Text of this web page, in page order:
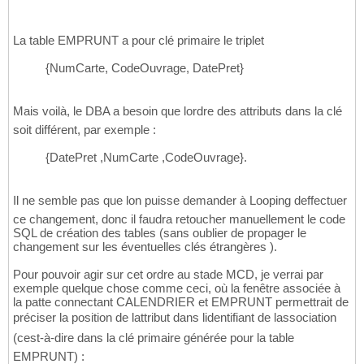
La table EMPRUNT a pour clé primaire le triplet
{NumCarte, CodeOuvrage, DatePret}
Mais voilà, le DBA a besoin que lordre des attributs dans la clé
soit différent, par exemple :
{DatePret ,NumCarte ,CodeOuvrage}.
Il ne semble pas que lon puisse demander à Looping deffectuer
ce changement, donc il faudra retoucher manuellement le code
SQL de création des tables (sans oublier de propager le
changement sur les éventuelles clés étrangères ).
Pour pouvoir agir sur cet ordre au stade MCD, je verrai par
exemple quelque chose comme ceci, où la fenêtre associée à
la patte connectant CALENDRIER et EMPRUNT permettrait de
préciser la position de lattribut dans lidentifiant de lassociation
(cest-à-dire dans la clé primaire générée pour la table
EMPRUNT) :